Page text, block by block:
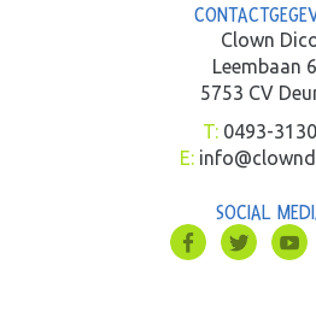
Clown
Leembaan
5753 CV
T:0493-
E:
SOCIAL